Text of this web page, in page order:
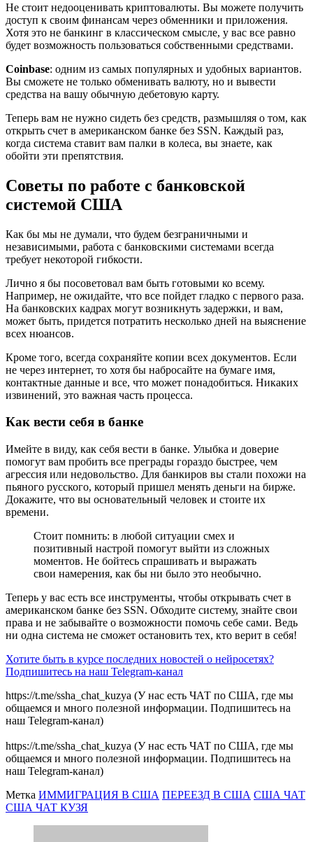
Не стоит недооценивать криптовалюты. Вы можете получить
доступ к своим финансам через обменники и приложения.
Хотя это не банкинг в классическом смысле, у вас все равно
будет возможность пользоваться собственными средствами.
Coinbase: одним из самых популярных и удобных вариантов.
Вы сможете не только обменивать валюту, но и вывести
средства на вашу обычную дебетовую карту.
Теперь вам не нужно сидеть без средств, размышляя о том, как
открыть счет в американском банке без SSN. Каждый раз,
когда система ставит вам палки в колеса, вы знаете, как
обойти эти препятствия.
Советы по работе с банковской
системой США
Как бы мы не думали, что будем безграничными и
независимыми, работа с банковскими системами всегда
требует некоторой гибкости.
Лично я бы посоветовал вам быть готовыми ко всему.
Например, не ожидайте, что все пойдет гладко с первого раза.
На банковских кадрах могут возникнуть задержки, и вам,
может быть, придется потратить несколько дней на выяснение
всех нюансов.
Кроме того, всегда сохраняйте копии всех документов. Если
не через интернет, то хотя бы набросайте на бумаге имя,
контактные данные и все, что может понадобиться. Никаких
извинений, это важная часть процесса.
Как вести себя в банке
Имейте в виду, как себя вести в банке. Улыбка и доверие
помогут вам пробить все преграды гораздо быстрее, чем
агрессия или недовольство. Для банкиров вы стали похожи на
пьяного русского, который пришел менять деньги на бирже.
Докажите, что вы основательный человек и стоите их
времени.
Стоит помнить: в любой ситуации смех и
позитивный настрой помогут выйти из сложных
моментов. Не бойтесь спрашивать и выражать
свои намерения, как бы ни было это необычно.
Теперь у вас есть все инструменты, чтобы открывать счет в
американском банке без SSN. Обходите систему, знайте свои
права и не забывайте о возможности помочь себе сами. Ведь
ни одна система не сможет остановить тех, кто верит в себя!
Хотите быть в курсе последних новостей о нейросетях?
Подпишитесь на наш Telegram-канал
https://t.me/ssha_chat_kuzya (У нас есть ЧАТ по США, где мы
общаемся и много полезной информации. Подпишитесь на
наш Telegram-канал)
https://t.me/ssha_chat_kuzya (У нас есть ЧАТ по США, где мы
общаемся и много полезной информации. Подпишитесь на
наш Telegram-канал)
Метка ИММИГРАЦИЯ В США ПЕРЕЕЗД В США США ЧАТ
США ЧАТ КУЗЯ